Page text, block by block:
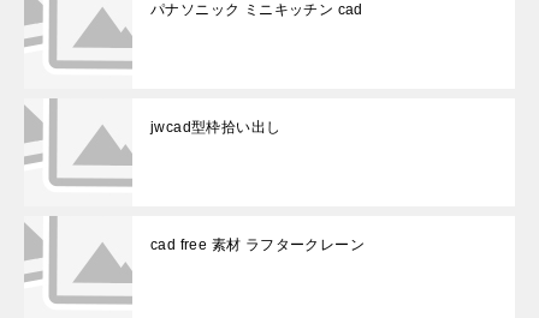
パナソニック ミニキッチン cad
jwcad型枠拾い出し
cad free 素材 ラフタークレーン